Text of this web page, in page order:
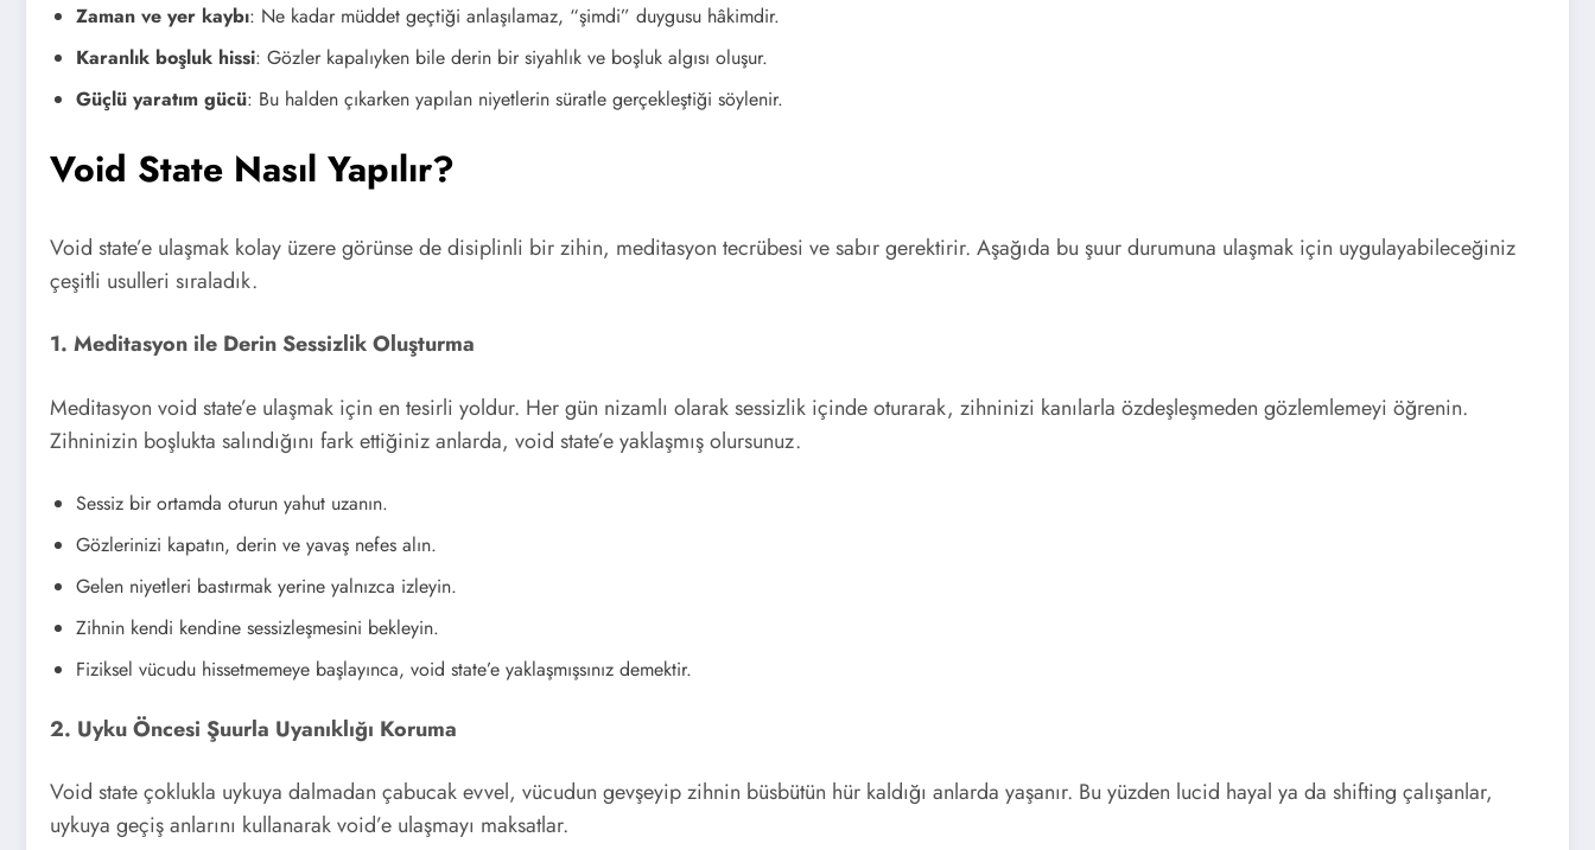
Zaman ve yer kaybı: Ne kadar müddet geçtiği anlaşılamaz, “şimdi” duygusu hâkimdir.
Karanlık boşluk hissi: Gözler kapalıyken bile derin bir siyahlık ve boşluk algısı oluşur.
Güçlü yaratım gücü: Bu halden çıkarken yapılan niyetlerin süratle gerçekleştiği söylenir.
Void State Nasıl Yapılır?
Void state’e ulaşmak kolay üzere görünse de disiplinli bir zihin, meditasyon tecrübesi ve sabır gerektirir. Aşağıda bu şuur durumuna ulaşmak için uygulayabileceğiniz
çeşitli usulleri sıraladık.
1. Meditasyon ile Derin Sessizlik Oluşturma
Meditasyon void state’e ulaşmak için en tesirli yoldur. Her gün nizamlı olarak sessizlik içinde oturarak, zihninizi kanılarla özdeşleşmeden gözlemlemeyi öğrenin.
Zihninizin boşlukta salındığını fark ettiğiniz anlarda, void state’e yaklaşmış olursunuz.
Sessiz bir ortamda oturun yahut uzanın.
Gözlerinizi kapatın, derin ve yavaş nefes alın.
Gelen niyetleri bastırmak yerine yalnızca izleyin.
Zihnin kendi kendine sessizleşmesini bekleyin.
Fiziksel vücudu hissetmemeye başlayınca, void state’e yaklaşmışsınız demektir.
2. Uyku Öncesi Şuurla Uyanıklığı Koruma
Void state çoklukla uykuya dalmadan çabucak evvel, vücudun gevşeyip zihnin büsbütün hür kaldığı anlarda yaşanır. Bu yüzden lucid hayal ya da shifting çalışanlar,
uykuya geçiş anlarını kullanarak void’e ulaşmayı maksatlar.